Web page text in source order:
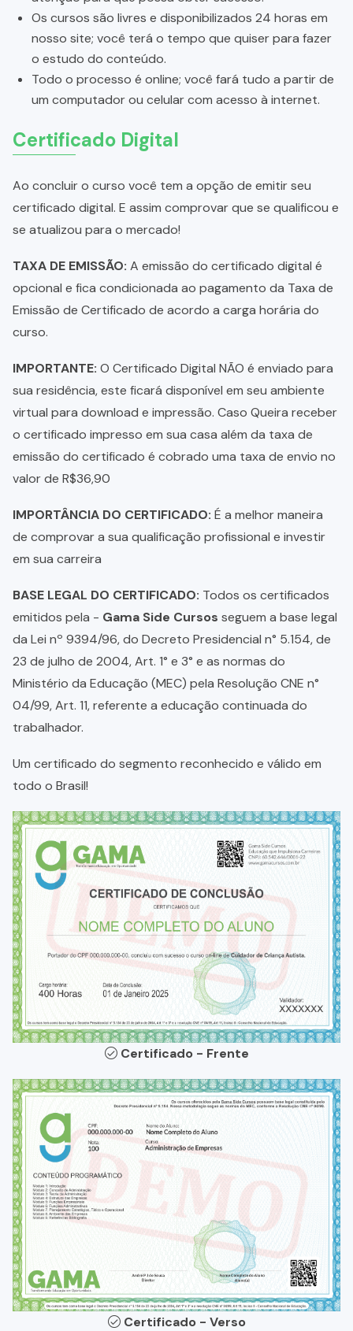
Os cursos são livres e disponibilizados 24 horas em
nosso site; você terá o tempo que quiser para fazer
o estudo do conteúdo.
Todo o processo é online; você fará tudo a partir de
um computador ou celular com acesso à internet.
Certificado Digital
Ao concluir o curso você tem a opção de emitir seu
certificado digital. E assim comprovar que se qualificou e
se atualizou para o mercado!
TAXA DE EMISSÃO: A emissão do certificado digital é
opcional e fica condicionada ao pagamento da Taxa de
Emissão de Certificado de acordo a carga horária do
curso.
IMPORTANTE: O Certificado Digital NÃO é enviado para
sua residência, este ficará disponível em seu ambiente
virtual para download e impressão. Caso Queira receber
o certificado impresso em sua casa além da taxa de
emissão do certificado é cobrado uma taxa de envio no
valor de R$36,90
IMPORTÂNCIA DO CERTIFICADO: É a melhor maneira
de comprovar a sua qualificação profissional e investir
em sua carreira
BASE LEGAL DO CERTIFICADO: Todos os certificados
emitidos pela - Gama Side Cursos seguem a base legal
da Lei nº 9394/96, do Decreto Presidencial n° 5.154, de
23 de julho de 2004, Art. 1° e 3° e as normas do
Ministério da Educação (MEC) pela Resolução CNE n°
04/99, Art. 11, referente a educação continuada do
trabalhador.
Um certificado do segmento reconhecido e válido em
todo o Brasil!
Certificado - Frente
Certificado - Verso